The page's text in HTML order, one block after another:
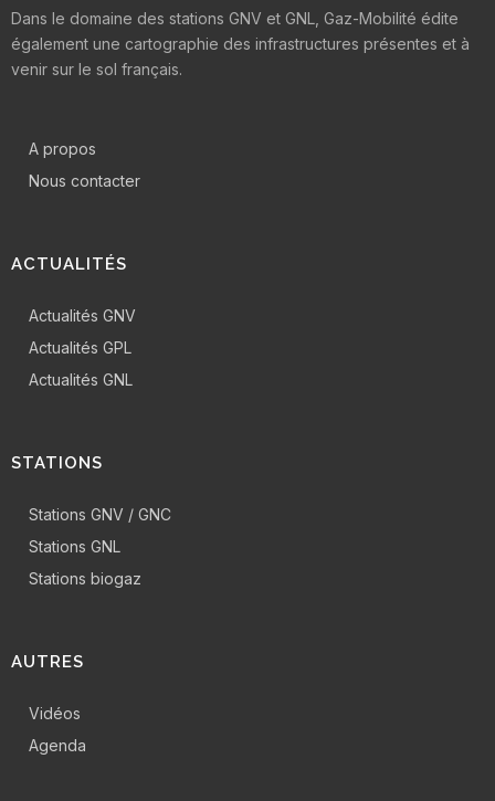
Dans le domaine des stations GNV et GNL, Gaz-Mobilité édite
également une cartographie des infrastructures présentes et à
venir sur le sol français.
A propos
Nous contacter
ACTUALITÉS
Actualités GNV
Actualités GPL
Actualités GNL
STATIONS
Stations GNV / GNC
Stations GNL
Stations biogaz
AUTRES
Vidéos
Agenda